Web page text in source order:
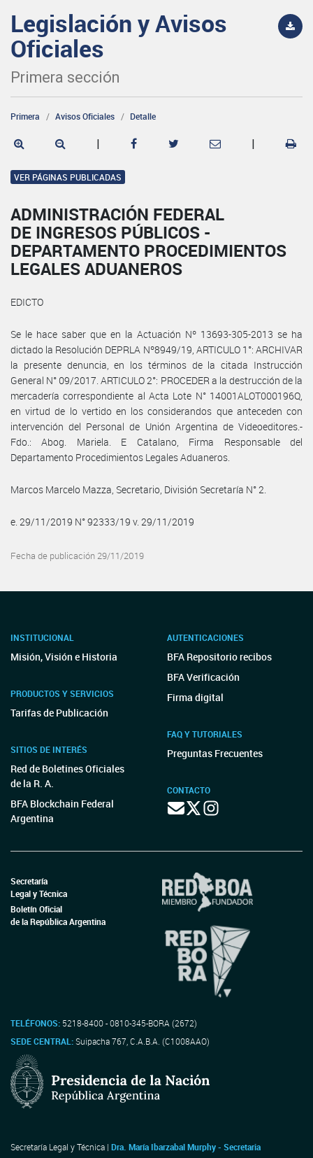
Legislación y Avisos
Oficiales
Primera sección
Primera Avisos Oficiales Detalle
| |
VER PÁGINAS PUBLICADAS
ADMINISTRACIÓN FEDERAL
DE INGRESOS PÚBLICOS -
DEPARTAMENTO PROCEDIMIENTOS
LEGALES ADUANEROS
EDICTO
Se le hace saber que en la Actuación Nº 13693-305-2013 se ha
dictado la Resolución DEPRLA Nº8949/19, ARTICULO 1°: ARCHIVAR
la presente denuncia, en los términos de la citada Instrucción
General N° 09/2017. ARTICULO 2°: PROCEDER a la destrucción de la
mercadería correspondiente al Acta Lote N° 14001ALOT000196Q,
en virtud de lo vertido en los considerandos que anteceden con
intervención del Personal de Unión Argentina de Videoeditores.-
Fdo.: Abog. Mariela. E Catalano, Firma Responsable del
Departamento Procedimientos Legales Aduaneros.
Marcos Marcelo Mazza, Secretario, División Secretaría N° 2.
e. 29/11/2019 N° 92333/19 v. 29/11/2019
Fecha de publicación 29/11/2019
INSTITUCIONAL
Misión, Visión e Historia
PRODUCTOS Y SERVICIOS
Tarifas de Publicación
SITIOS DE INTERÉS
Red de Boletines Oficiales
de la R. A.
BFA Blockchain Federal
Argentina
AUTENTICACIONES
BFA Repositorio recibos
BFA Verificación
Firma digital
FAQ Y TUTORIALES
Preguntas Frecuentes
CONTACTO
Secretaría
Legal y Técnica
Boletín Oficial
de la República Argentina
TELÉFONOS: 5218-8400 - 0810-345-BORA (2672)
SEDE CENTRAL:Suipacha 767, C.A.B.A. (C1008AAO)
Secretaría Legal y Técnica | Dra. María Ibarzabal Murphy - Secretaria